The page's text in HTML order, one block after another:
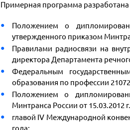
Примерная программа разработана
Положением о
утвержденного приказом
Правилами радиосвязи на
директора Департамента
Федеральным
образования по профессии
Положением о
Минтранса России от 15.03.2012
главой IV Международной
года;